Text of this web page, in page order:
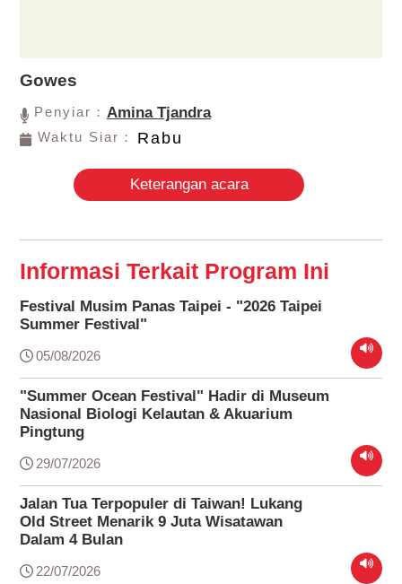
Gowes
Penyiar： Amina Tjandra
Waktu Siar： Rabu
Keterangan acara
Informasi Terkait Program Ini
Festival Musim Panas Taipei - "2026 Taipei
Summer Festival"
05/08/2026
"Summer Ocean Festival" Hadir di Museum
Nasional Biologi Kelautan & Akuarium
Pingtung
29/07/2026
Jalan Tua Terpopuler di Taiwan! Lukang
Old Street Menarik 9 Juta Wisatawan
Dalam 4 Bulan
22/07/2026